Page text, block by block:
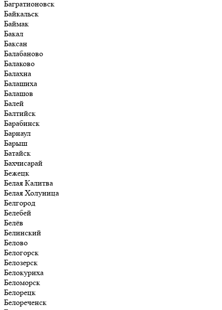
Багратионовск
Байкальск
Баймак
Бакал
Баксан
Балабаново
Балаково
Балахна
Балашиха
Балашов
Балей
Балтийск
Барабинск
Барнаул
Барыш
Батайск
Бахчисарай
Бежецк
Белая Калитва
Белая Холуница
Белгород
Белебей
Белёв
Белинский
Белово
Белогорск
Белозерск
Белокуриха
Беломорск
Белорецк
Белореченск